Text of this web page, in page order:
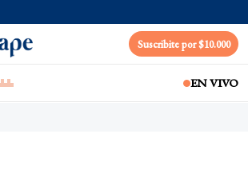
Suscribite por $10.000
EN VIVO